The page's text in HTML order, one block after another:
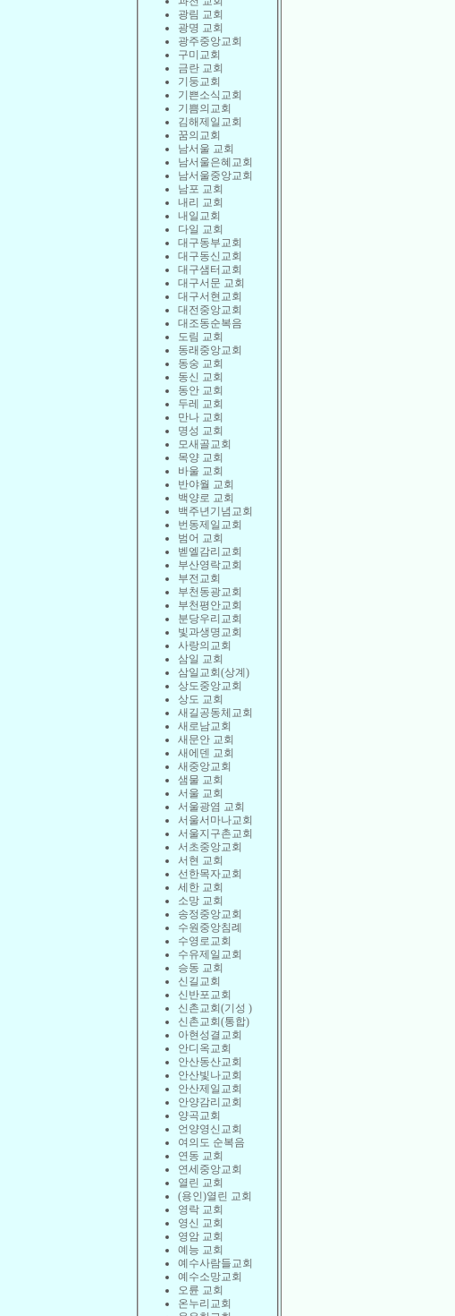
광림 교회
광명 교회
광주중앙교회
구미교회
금란 교회
기둥교회
기쁜소식교회
기쁨의교회
김해제일교회
꿈의교회
남서울 교회
남서울은혜교회
남서울중앙교회
남포 교회
내리 교회
내일교회
다일 교회
대구동부교회
대구동신교회
대구샘터교회
대구서문 교회
대구서현교회
대전중앙교회
대조동순복음
도림 교회
동래중앙교회
동숭 교회
동신 교회
동안 교회
두레 교회
만나 교회
명성 교회
모새골교회
목양 교회
바울 교회
반야월 교회
백양로 교회
백주년기념교회
번동제일교회
범어 교회
벧엘감리교회
부산영락교회
부전교회
부천동광교회
부천평안교회
분당우리교회
빛과생명교회
사랑의교회
삼일 교회
삼일교회(상계)
상도중앙교회
상도 교회
새길공동체교회
새로남교회
새문안 교회
새에덴 교회
새중앙교회
샘물 교회
서울 교회
서울광염 교회
서울서마나교회
서울지구촌교회
서초중앙교회
서현 교회
선한목자교회
세한 교회
소망 교회
송정중앙교회
수원중앙침례
수영로교회
수유제일교회
승동 교회
신길교회
신반포교회
신촌교회(기성 )
신촌교회(통합)
아현성결교회
안디옥교회
안산동산교회
안산빛나교회
안산제일교회
안양감리교회
양곡교회
언양영신교회
여의도 순복음
연동 교회
연세중앙교회
열린 교회
(용인)열린 교회
영락 교회
영신 교회
영암 교회
예능 교회
예수사람들교회
예수소망교회
오륜 교회
온누리교회